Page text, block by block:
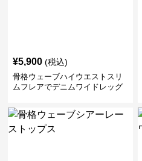
¥5,900 (税込)
骨格ウェーブハイウエストスリ
ムフレアでデニムワイドレッグ